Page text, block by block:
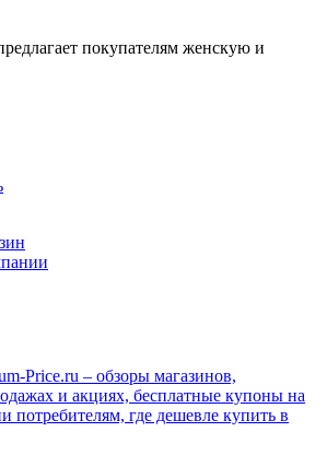
покупателям женскую и
Price.ru – обзоры магазинов,
и акциях, бесплатные купоны на
потребителям, где дешевле купить в